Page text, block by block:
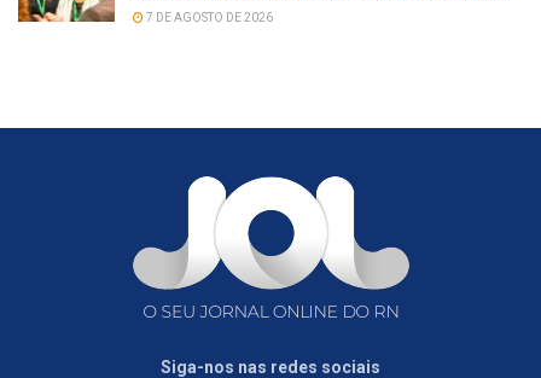
7 DE AGOSTO DE 2026
Siga-nos nas redes sociais